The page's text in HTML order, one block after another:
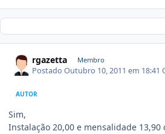
rgazetta Membro
PostadoOutubro 10, 2011 em 18:41
AUTOR
Sim,
Instalação 20,00 e mensalidade 13,90